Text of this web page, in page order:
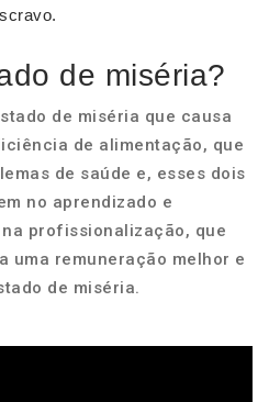
de miséria?
de miséria que causa
de alimentação, que
de saúde e, esses dois
no aprendizado e
profissionalização, que
uma remuneração melhor e
de miséria.